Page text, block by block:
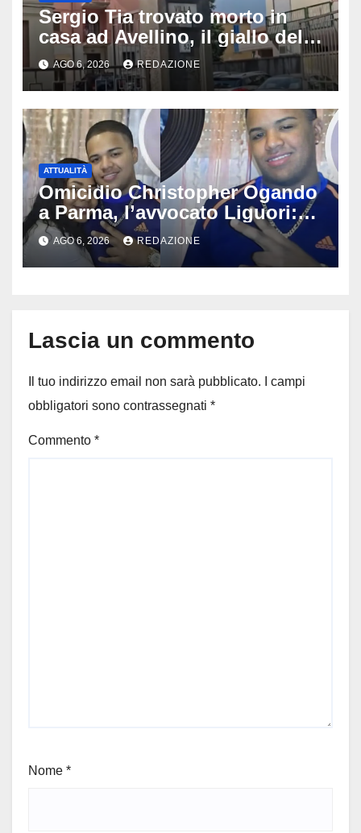
Sergio Tia trovato morto in
casa ad Avellino, il giallo della
porta socchiusa: disposta
l’autopsia
AGO 6, 2026 REDAZIONE
ATTUALITÀ
Omicidio Christopher Ogando
a Parma, l’avvocato Liguori:
«Ogni elemento va
approfondito fino in fondo»,
migliaia di chat al vaglio degli
AGO 6, 2026 REDAZIONE
Lascia un commento
Il tuo indirizzo email non sarà pubblicato.
I campi
obbligatori sono contrassegnati *
Commento *
Nome *